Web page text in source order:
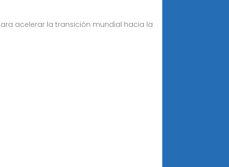
acelerar la transición mundial hacia la